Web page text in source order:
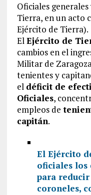
Oficiales
Tierra, en un acto
Ejército de Tierra).
ElEjército de
cambios en el
Militar de
tenientes y
el déficit de
Oficiales,
empleos de
capitán.
El Ejército
oficiales los
para
coroneles,